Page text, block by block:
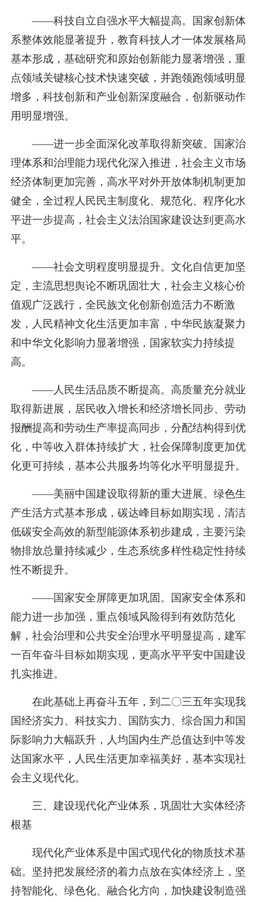
——科技自立自强水平大幅提高。国家创新体
系整体效能显著提升，教育科技人才一体发展格局
基本形成，基础研究和原始创新能力显著增强，重
点领域关键核心技术快速突破，并跑领跑领域明显
增多，科技创新和产业创新深度融合，创新驱动作
用明显增强。
——进一步全面深化改革取得新突破。国家治
理体系和治理能力现代化深入推进，社会主义市场
经济体制更加完善，高水平对外开放体制机制更加
健全，全过程人民民主制度化、规范化、程序化水
平进一步提高，社会主义法治国家建设达到更高水
平。
——社会文明程度明显提升。文化自信更加坚
定，主流思想舆论不断巩固壮大，社会主义核心价
值观广泛践行，全民族文化创新创造活力不断激
发，人民精神文化生活更加丰富，中华民族凝聚力
和中华文化影响力显著增强，国家软实力持续提
高。
——人民生活品质不断提高。高质量充分就业
取得新进展，居民收入增长和经济增长同步、劳动
报酬提高和劳动生产率提高同步，分配结构得到优
化，中等收入群体持续扩大，社会保障制度更加优
化更可持续，基本公共服务均等化水平明显提升。
——美丽中国建设取得新的重大进展。绿色生
产生活方式基本形成，碳达峰目标如期实现，清洁
低碳安全高效的新型能源体系初步建成，主要污染
物排放总量持续减少，生态系统多样性稳定性持续
性不断提升。
——国家安全屏障更加巩固。国家安全体系和
能力进一步加强，重点领域风险得到有效防范化
解，社会治理和公共安全治理水平明显提高，建军
一百年奋斗目标如期实现，更高水平平安中国建设
扎实推进。
在此基础上再奋斗五年，到二〇三五年实现我
国经济实力、科技实力、国防实力、综合国力和国
际影响力大幅跃升，人均国内生产总值达到中等发
达国家水平，人民生活更加幸福美好，基本实现社
会主义现代化。
三、建设现代化产业体系，巩固壮大实体经济
根基
现代化产业体系是中国式现代化的物质技术基
础。坚持把发展经济的着力点放在实体经济上，坚
持智能化、绿色化、融合化方向，加快建设制造强